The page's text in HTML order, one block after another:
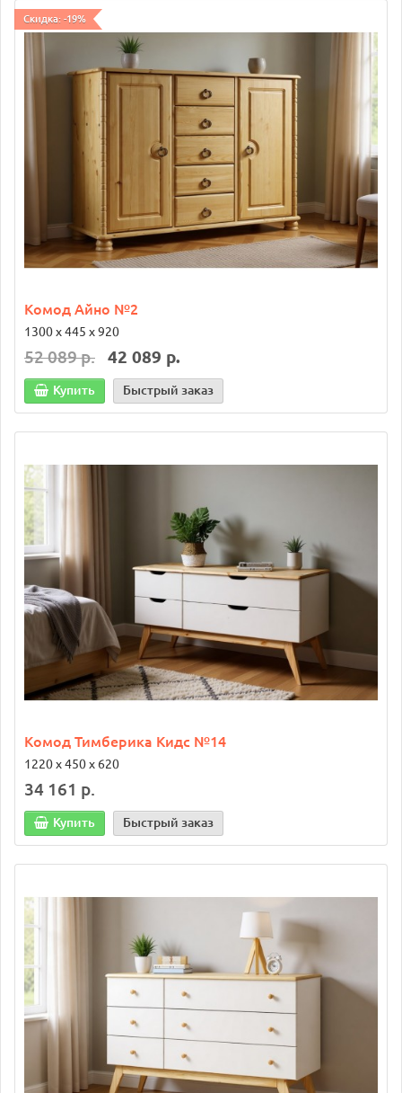
Скидка: -19%
Комод Айно №2
1300 х 445 х 920
52 089 р. 42 089 р.
Купить Быстрый заказ
Комод Тимберика Кидс №14
1220 х 450 х 620
34 161 р.
Купить Быстрый заказ